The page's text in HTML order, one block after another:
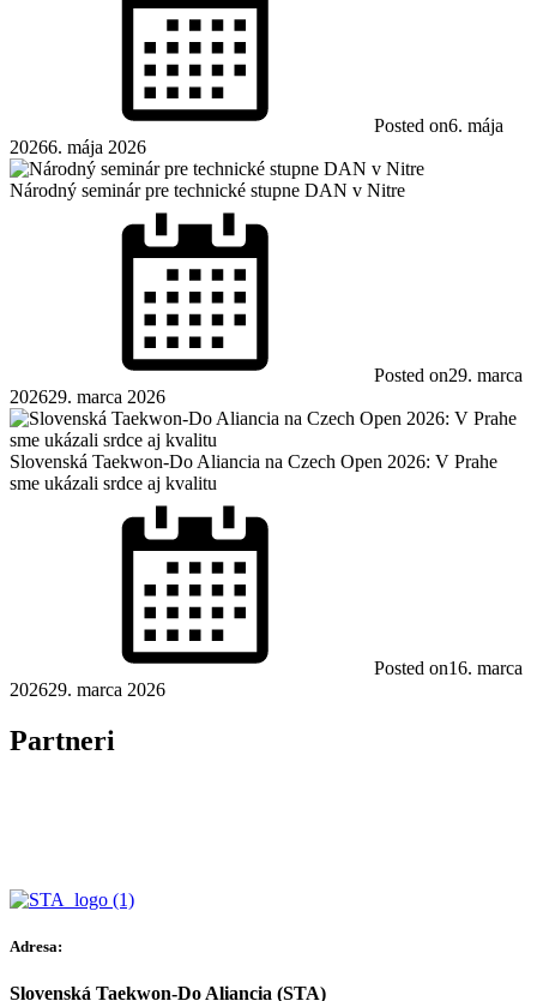
Posted on6. mája
20266. mája 2026
Národný seminár pre technické stupne DAN v Nitre
Posted on29. marca
202629. marca 2026
Slovenská Taekwon-Do Aliancia na Czech Open 2026: V Prahe
sme ukázali srdce aj kvalitu
Posted on16. marca
202629. marca 2026
Partneri
Adresa:
Slovenská Taekwon-Do Aliancia (STA)